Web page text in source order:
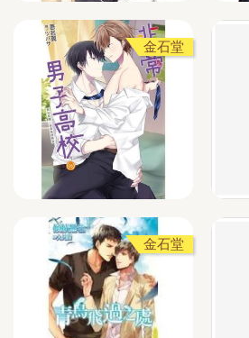
金石堂
金石堂